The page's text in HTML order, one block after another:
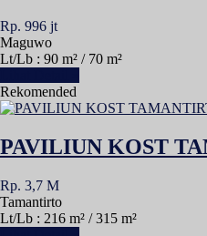
Rp. 996 jt
Maguwo
Lt/Lb : 90 m² / 70 m²
Rekomended
PAVILIUN KOST
Rp. 3,7 M
Tamantirto
Lt/Lb : 216 m² / 315 m²